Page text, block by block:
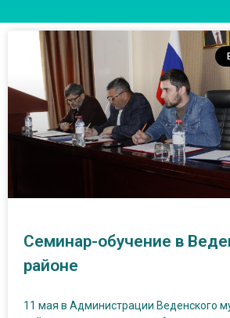
Семинар-обучение в
районе
11 мая в Администрации Веденского